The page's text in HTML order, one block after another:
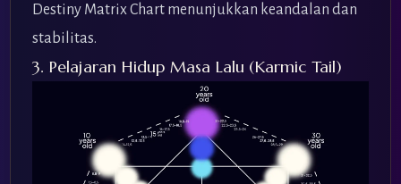
Destiny Matrix Chart menunjukkan keandalan dan
stabilitas.
3. Pelajaran Hidup Masa Lalu (Karmic Tail)